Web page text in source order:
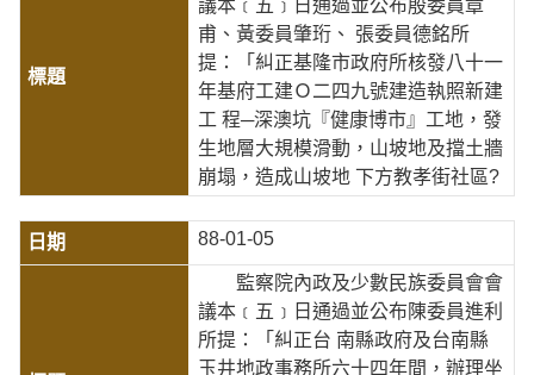
議本﹝五﹞日通過並公布殷委員章
甫、黃委員肇珩、 張委員德銘所
提：「糾正基隆市政府所核發八十一
年基府工建Ｏ二四九號建造執照新建
工 程─深澳坑『健康博市』工地，發
生地層大規模滑動，山坡地及擋土牆
崩塌，造成山坡地 下方教孝街社區?
88-01-05
監察院內政及少數民族委員會會
議本﹝五﹞日通過並公布陳委員進利
所提：「糾正台 南縣政府及台南縣
玉井地政事務所六十四年間，辦理坐